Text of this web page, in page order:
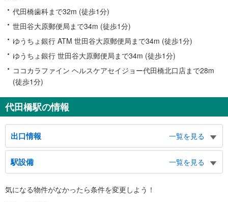
代田橋歯科まで32m (徒歩1分)
世田谷大原郵便局まで34m (徒歩1分)
ゆうちょ銀行 ATM 世田谷大原郵便局まで34m (徒歩1分)
ゆうちょ銀行 世田谷大原郵便局まで34m (徒歩1分)
ココカラファイン ヘルスケアセイジョー代田橋北口店まで28m
(徒歩1分)
代田橋駅の情報
出口情報
一覧を見る
北口
大原１丁目６２・６３番、大原２丁目２３～２９番、和泉１・２丁目、甲州街
道、環七（大原交差点）、専大附属高校、日大鶴ヶ丘高校、東放学園、松原１
丁目５１～５８番、京王ストア
南口
駅設備
一覧を見る
※段差なしでの移動経路
気になる物件がなかったら条件を変更しよう！